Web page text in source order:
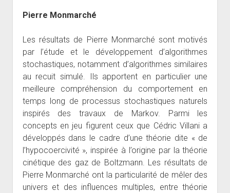
Pierre Monmarché
Les résultats de Pierre Monmarché sont motivés
par l’étude et le développement d’algorithmes
stochastiques, notamment d’algorithmes similaires
au recuit simulé. Ils apportent en particulier une
meilleure compréhension du comportement en
temps long de processus stochastiques naturels
inspirés des travaux de Markov. Parmi les
concepts en jeu figurent ceux que Cédric Villani a
développés dans le cadre d’une théorie dite « de
l’hypocoercivité », inspirée à l’origine par la théorie
cinétique des gaz de Boltzmann. Les résultats de
Pierre Monmarché ont la particularité de mêler des
univers et des influences multiples, entre théorie